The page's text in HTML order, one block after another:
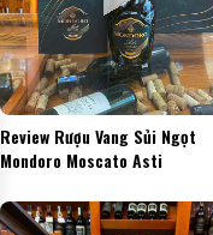
Review Rượu Vang Sủi Ngọt
Mondoro Moscato Asti